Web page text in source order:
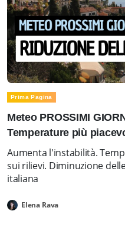
Prima Pagina
Meteo PROSSIMI
Temperature più
Aumenta l'instabilità.
sui rilievi. Diminuzione
italiana
Elena Rava